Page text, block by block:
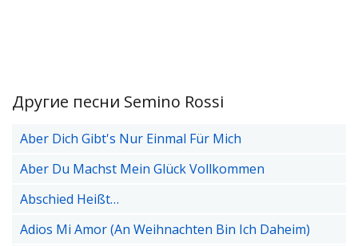
Другие песни Semino Rossi
Aber Dich Gibt's Nur Einmal Für Mich
Aber Du Machst Mein Glück Vollkommen
Abschied Heißt…
Adios Mi Amor (An Weihnachten Bin Ich Daheim)